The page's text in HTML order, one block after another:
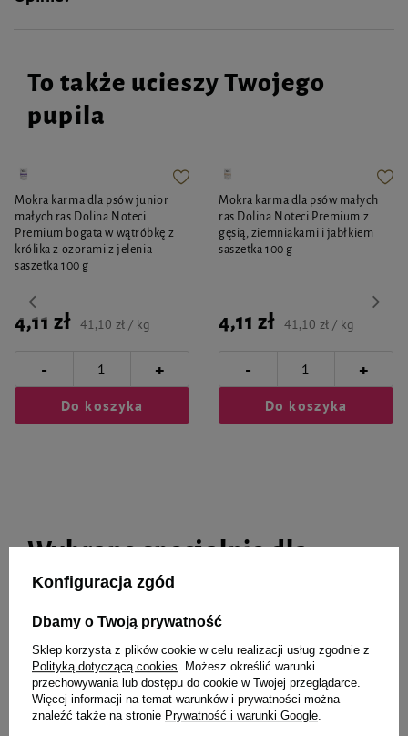
To także ucieszy Twojego
pupila
Mokra karma dla psów junior
małych ras Dolina Noteci
Premium bogata w wątróbkę z
królika z ozorami z jelenia
saszetka 100 g
4,11 zł 41,10 zł / kg
- +
Do koszyka
Mokra karma dla psów małych
ras Dolina Noteci Premium z
gęsią, ziemniakami i jabłkiem
saszetka 100 g
4,11 zł 41,10 zł / kg
- +
Do koszyka
Wybrane specjalnie dla
Ciebie i Twojego czworonoga
Over Zoo Soft Skin Gel Żel
nawilżający do pielęgnacji dla
psów i kotów 50 ml
Dolfos Dolvit lęgi suplement dla
gołębi 1 kg
Konfiguracja zgód
Dbamy o Twoją prywatność
Sklep korzysta z plików cookie w celu realizacji usług zgodnie z
Polityką dotyczącą cookies. Możesz określić warunki
przechowywania lub dostępu do cookie w Twojej przeglądarce.
Więcej informacji na temat warunków i prywatności można
znaleźć także na stronie Prywatność i warunki Google.